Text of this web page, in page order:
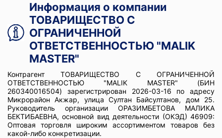
Информация о компании
ТОВАРИЩЕСТВО С
ОГРАНИЧЕННОЙ
ОТВЕТСТВЕННОСТЬЮ "MALIK
MASTER"
Контрагент ТОВАРИЩЕСТВО С ОГРАНИЧЕННОЙ
ОТВЕТСТВЕННОСТЬЮ "MALIK MASTER" (БИН
260340016504) зарегистрирован 2026-03-16 по адресу
Микрорайон Акжар, улица Султан Байсултанов, дом 25.
Руководитель организации ОРАЗИМБЕТОВА МАЛИКА
БЕКТИБАЕВНА, основной вид деятельности (ОКЭД) 46909:
Оптовая торговля широким ассортиментом товаров без
какой-либо конкретизации.